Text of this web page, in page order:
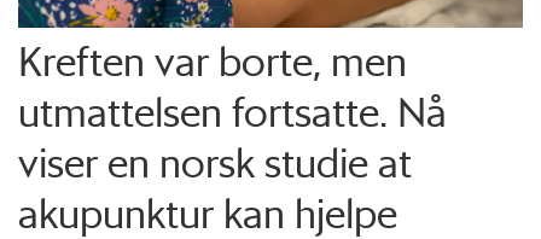
Kreften var borte, men
utmattelsen fortsatte. Nå
viser en norsk studie at
akupunktur kan hjelpe